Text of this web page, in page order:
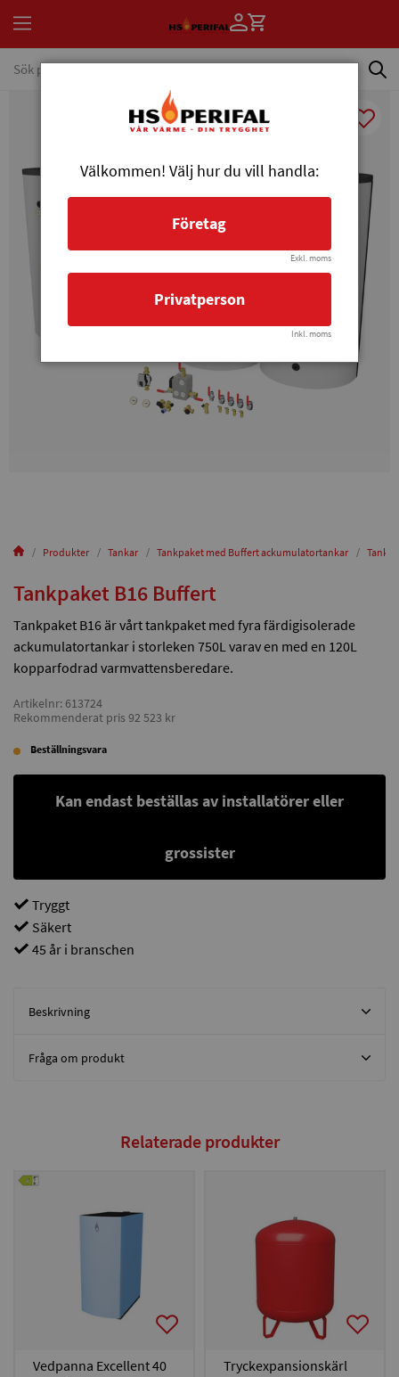
Produkter Tankar Tankpaket med Buffert ackumulatortankar
Tankpaket B16 Buffert
Tankpaket B16 är vårt tankpaket med fyra färdigisolerade
ackumulatortankar i storleken 750L varav en med en 120L
kopparfodrad varmvattensberedare.
Artikelnr: 613724
Rekommenderat pris 92 523 kr
Beställningsvara
Kan endast beställas av installatörer eller
grossister
Tryggt
Säkert
45 år i branschen
Beskrivning
Fråga om produkt
Relaterade produkter
Vedpanna Excellent 40
Tryckexpansionskärl
Välkommen! Välj hur du vill handla:
Företag
Exkl. moms
Privatperson
Inkl. moms